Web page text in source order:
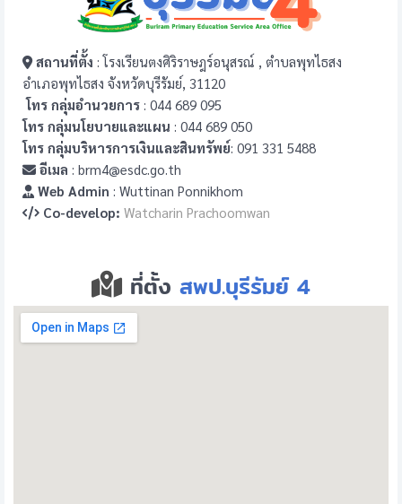
สถานที่ตั้ง : โรงเรียนตงศิริราษฎร์อนุสรณ์ , ตำบลพุทไธสง
อำเภอพุทไธสง จังหวัดบุรีรัมย์, 31120
โทร กลุ่มอำนวยการ : 044 689 095
โทร กลุ่มนโยบายและแผน : 044 689 050
โทร กลุ่มบริหารการเงินและสินทรัพย์: 091 331 5488
อีเมล : brm4@esdc.go.th
Web Admin : Wuttinan Ponnikhom
Co-develop: Watcharin Prachoomwan
ที่ตั้ง สพป.บุรีรัมย์ 4